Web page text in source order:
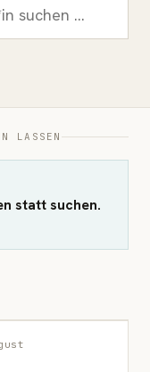
LASSEN
statt suchen.